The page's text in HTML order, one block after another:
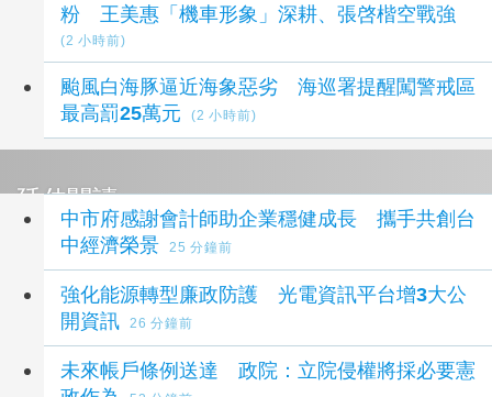
粉 王美惠「機車形象」深耕、張啓楷空戰強
(2 小時前)
颱風白海豚逼近海象惡劣 海巡署提醒闖警戒區
最高罰25萬元
(2 小時前)
延伸閱讀
中市府感謝會計師助企業穩健成長 攜手共創台
中經濟榮景
25 分鐘前
強化能源轉型廉政防護 光電資訊平台增3大公
開資訊
26 分鐘前
未來帳戶條例送達 政院：立院侵權將採必要憲